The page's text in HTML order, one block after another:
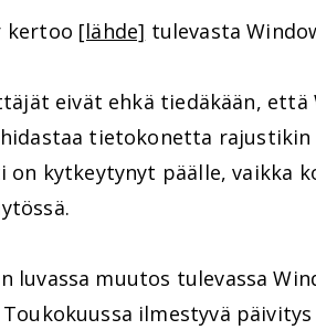
kertoo [lähde] tulevasta
eivät ehkä tiedäkään,
tietokonetta rajustikin
on kytkeytynyt päälle, vaikka
luvassa muutos tulevassa
Toukokuussa ilmestyvä